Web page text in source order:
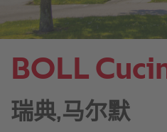
BOLL
瑞典,马尔默